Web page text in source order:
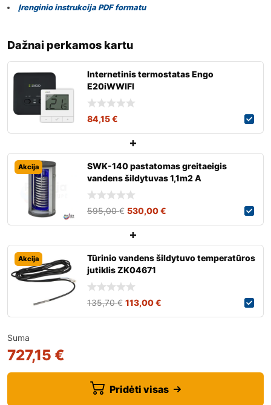
Įrenginio instrukcija PDF formatu
Dažnai perkamos kartu
Internetinis termostatas Engo
E20iWWIFI
84,15€
Akcija
SWK-140 pastatomas greitaeigis
vandens šildytuvas 1,1m2 A
595,00€ 530,00€
Akcija
Tūrinio vandens šildytuvo temperatūros
jutiklis ZK04671
135,70€ 113,00€
Suma
727,15 €
Pridėti visas